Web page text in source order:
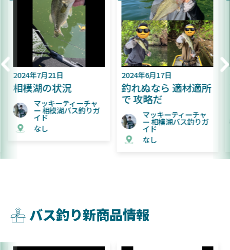
2024年6月17日
釣れぬなら 適材適所
で 攻略だ
マッキーティーチャ
ー 相模湖バス釣りガ
イド
2024年6月9日
難易度が上がってき
た相模湖
マッキーティーチャ
ー 相模湖バス釣りガ
イド
なし
バス釣り新商品情報